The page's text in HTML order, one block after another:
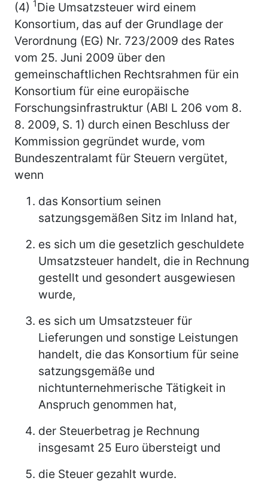
(4) 1Die Umsatzsteuer wird einem
Konsortium, das auf der Grundlage der
Verordnung (EG) Nr. 723/2009 des Rates
vom 25. Juni 2009 über den
gemeinschaftlichen Rechtsrahmen für ein
Konsortium für eine europäische
Forschungsinfrastruktur (ABl L 206 vom 8.
8. 2009, S. 1) durch einen Beschluss der
Kommission gegründet wurde, vom
Bundeszentralamt für Steuern vergütet,
wenn
das Konsortium seinen
satzungsgemäßen Sitz im Inland hat,
es sich um die gesetzlich geschuldete
Umsatzsteuer handelt, die in Rechnung
gestellt und gesondert ausgewiesen
wurde,
es sich um Umsatzsteuer für
Lieferungen und sonstige Leistungen
handelt, die das Konsortium für seine
satzungsgemäße und
nichtunternehmerische Tätigkeit in
Anspruch genommen hat,
der Steuerbetrag je Rechnung
insgesamt 25 Euro übersteigt und
die Steuer gezahlt wurde.